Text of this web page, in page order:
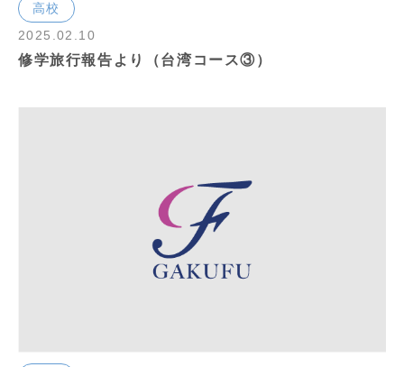
高校
2025.02.10
修学旅行報告より（台湾コース③）